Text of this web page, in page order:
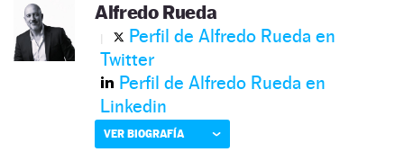
Alfredo Rueda
Perfil de Alfredo Rueda en
Twitter
Perfil de Alfredo Rueda en
Linkedin
VER BIOGRAFÍA